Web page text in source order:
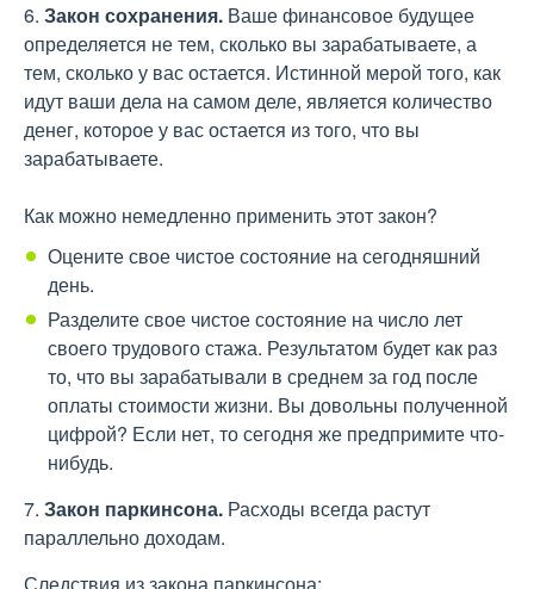
6. Закон сохранения. Ваше финансовое будущее
определяется не тем, сколько вы зарабатываете, а
тем, сколько у вас остается. Истинной мерой того, как
идут ваши дела на самом деле, является количество
денег, которое у вас остается из того, что вы
зарабатываете.
Как можно немедленно применить этот закон?
Оцените свое чистое состояние на сегодняшний
день.
Разделите свое чистое состояние на число лет
своего трудового стажа. Результатом будет как раз
то, что вы зарабатывали в среднем за год после
оплаты стоимости жизни. Вы довольны полученной
цифрой? Если нет, то сегодня же предпримите что-
нибудь.
7. Закон паркинсона. Расходы всегда растут
параллельно доходам.